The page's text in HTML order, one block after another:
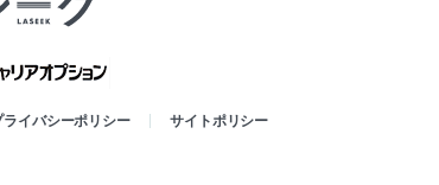
ライバシーポリシー サイトポリシー